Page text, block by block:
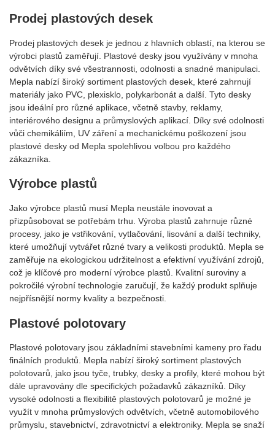
Prodej plastových desek
Prodej plastových desek je jednou z hlavních oblastí, na kterou se
výrobci plastů zaměřují. Plastové desky jsou využívány v mnoha
odvětvích díky své všestrannosti, odolnosti a snadné manipulaci.
Mepla nabízí široký sortiment plastových desek, které zahrnují
materiály jako PVC, plexisklo, polykarbonát a další. Tyto desky
jsou ideální pro různé aplikace, včetně stavby, reklamy,
interiérového designu a průmyslových aplikací. Díky své odolnosti
vůči chemikáliím, UV záření a mechanickému poškození jsou
plastové desky od Mepla spolehlivou volbou pro každého
zákazníka.
Výrobce plastů
Jako výrobce plastů musí Mepla neustále inovovat a
přizpůsobovat se potřebám trhu. Výroba plastů zahrnuje různé
procesy, jako je vstřikování, vytlačování, lisování a další techniky,
které umožňují vytvářet různé tvary a velikosti produktů. Mepla se
zaměřuje na ekologickou udržitelnost a efektivní využívání zdrojů,
což je klíčové pro moderní výrobce plastů. Kvalitní suroviny a
pokročilé výrobní technologie zaručují, že každý produkt splňuje
nejpřísnější normy kvality a bezpečnosti.
Plastové polotovary
Plastové polotovary jsou základními stavebními kameny pro řadu
finálních produktů. Mepla nabízí široký sortiment plastových
polotovarů, jako jsou tyče, trubky, desky a profily, které mohou být
dále upravovány dle specifických požadavků zákazníků. Díky
vysoké odolnosti a flexibilitě plastových polotovarů je možné je
využít v mnoha průmyslových odvětvích, včetně automobilového
průmyslu, stavebnictví, zdravotnictví a elektroniky. Mepla se snaží